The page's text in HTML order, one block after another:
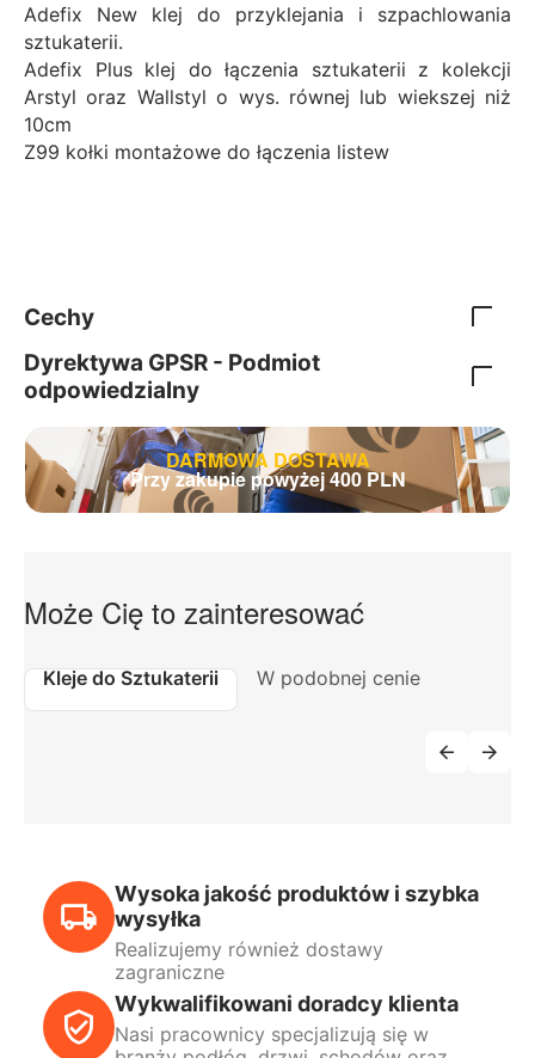
Adefix New klej do przyklejania i szpachlowania
sztukaterii.
Adefix Plus klej do łączenia sztukaterii z kolekcji
Arstyl oraz Wallstyl o wys. równej lub wiekszej niż
10cm
Z99 kołki montażowe do łączenia listew
Cechy
Dyrektywa GPSR - Podmiot
odpowiedzialny
DARMOWA DOSTAWA
Przy zakupie powyżej 400 PLN
Może Cię to zainteresować
Kleje do Sztukaterii W podobnej cenie
Wysoka jakość produktów i szybka
wysyłka
Realizujemy również dostawy
zagraniczne
Wykwalifikowani doradcy klienta
Nasi pracownicy specjalizują się w